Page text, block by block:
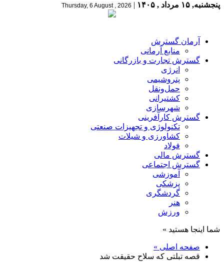
پنجشنبه, ۱۵ مرداد , ۱۴۰۵ |
Thursday, 6 August , 2026
آرمان گسترش
منابع آرمانی
گسترش تجارت و بازرگانی
انرژی
پتروشیمی
حمل‌و‌نقل
کشتیرانی
شهرسازی
گسترش کارآفرینی
تکنولوژی و تجهیزات صنعتی
کشاورزی و شیلات
فولاد
گسترش مالی
گسترش اجتماعی
آموزشی
پزشکی
گردشگری
هنر
ورزش
شما اینجا هستید »
صفحه اصلی »
قصه تبلتی که سلاح حقیقت شد